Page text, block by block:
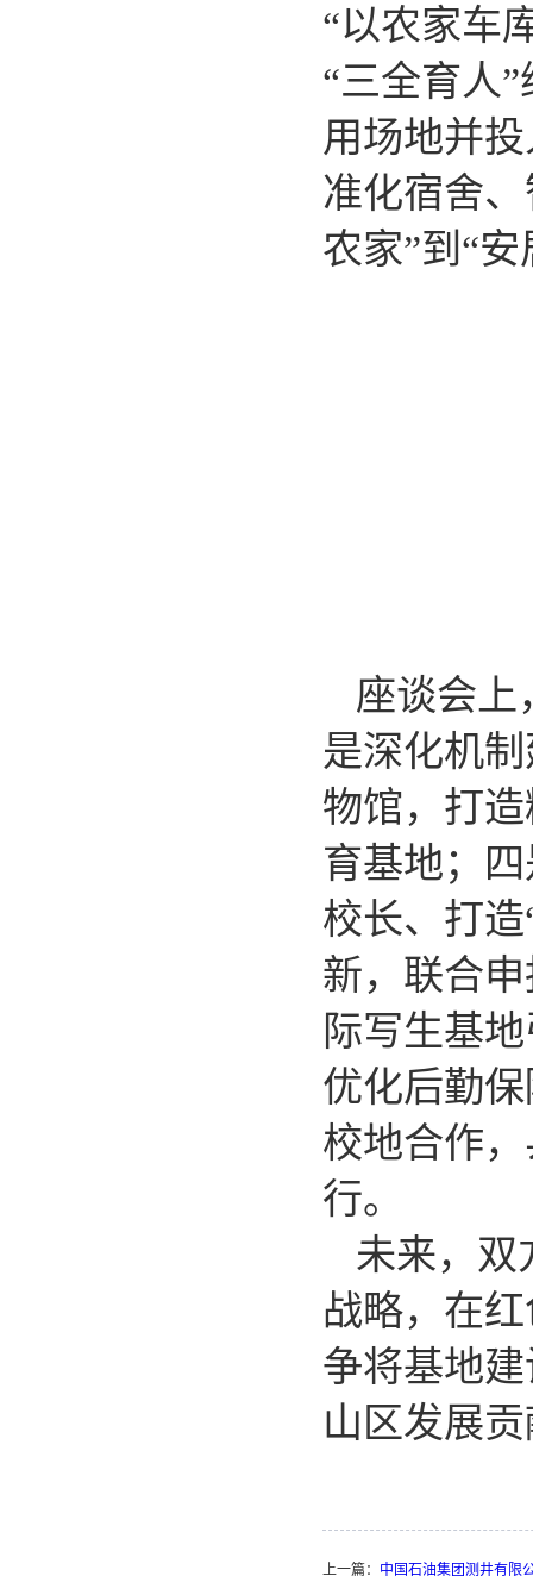
“以农家车
“三全育人
用场地并
准化宿舍
农家”到“
座谈会上
是深化机
物馆，打
育基地；
校长、打
新，联合
际写生基
优化后勤
校地合作
行。
未来，双
战略，在
争将基地
山区发展
上一篇： 中国石油集团测井有限